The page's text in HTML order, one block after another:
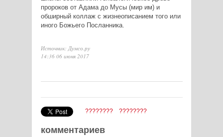
пророков от Адама до Мусы (мир им) и
обширный коллаж с жизнеописанием того или
иного Божьего Посланника.
Источник: Думсо.ру
14:36 06 июня 2017
???????? ????????
комментариев